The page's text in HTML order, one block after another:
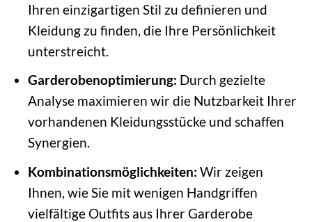
Ihren einzigartigen Stil zu definieren und
Kleidung zu finden, die Ihre Persönlichkeit
unterstreicht.
Garderobenoptimierung: Durch gezielte
Analyse maximieren wir die Nutzbarkeit Ihrer
vorhandenen Kleidungsstücke und schaffen
Synergien.
Kombinationsmöglichkeiten: Wir zeigen
Ihnen, wie Sie mit wenigen Handgriffen
vielfältige Outfits aus Ihrer Garderobe